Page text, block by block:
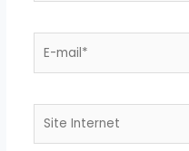
mail*
Internet